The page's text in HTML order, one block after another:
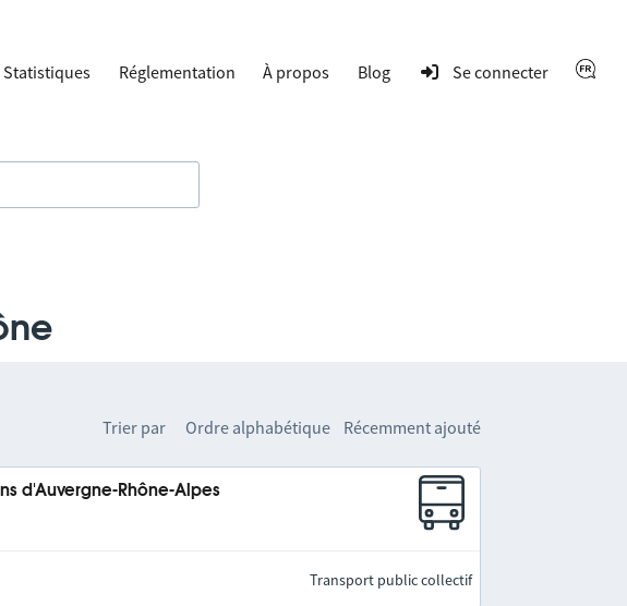
Statistiques Réglementation À propos Blog Se connecter
Trier par Ordre alphabétique Récemment ajouté
d'Auvergne-Rhône-Alpes
Transport public collectif